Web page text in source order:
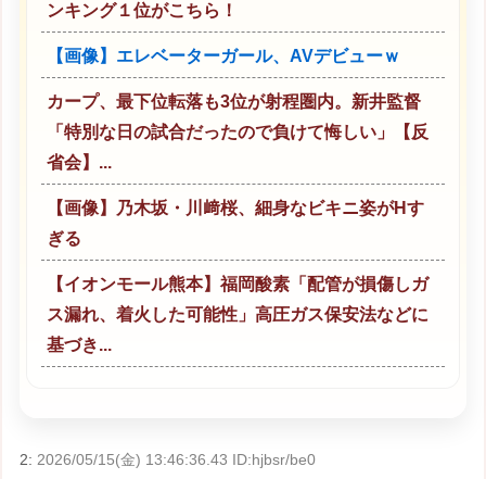
ンキング１位がこちら！
【画像】エレベーターガール、AVデビューｗ
カープ、最下位転落も3位が射程圏内。新井監督
「特別な日の試合だったので負けて悔しい」【反
省会】...
【画像】乃木坂・川﨑桜、細身なビキニ姿がHす
ぎる
【イオンモール熊本】福岡酸素「配管が損傷しガ
ス漏れ、着火した可能性」高圧ガス保安法などに
基づき...
2: 2026/05/15(金) 13:46:36.43 ID:hjbsr/be0